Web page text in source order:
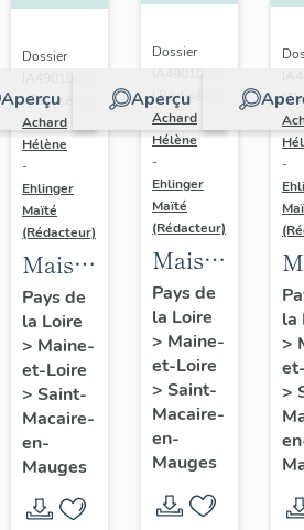
Aperçu
Dossier
IA49010601
| Réalisé par
Achard
Hélène
-
Ehlinger
Maïté
(Rédacteur)
Maison
de
l'industriel
Auguste
Repussard,
24 rue
d'
Anjou,
Saint-
Pays de
la Loire
> Maine-
et-Loire
> Saint-
Macaire-
en-
Mauges
Aperçu
Dossier
IA49010602
| Réalisé par
Achard
Hélène
-
Ehlinger
Maïté
(Rédacteur)
Maison
de
l'industriel
Yves
Repussard,20
rue d'
Anjou,
Saint-
Macaire-
Pays de
la Loire
> Maine-
et-Loire
> Saint-
Macaire-
en-
Mauges
|
-
la
>
>